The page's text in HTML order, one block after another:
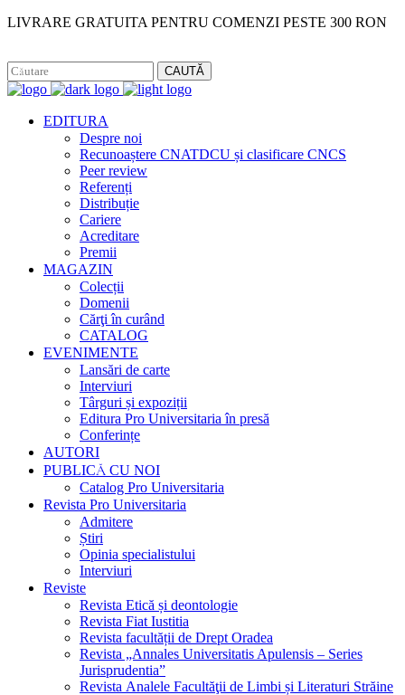
LIVRARE GRATUITA PENTRU COMENZI PESTE 300 RON
CAUTĂ
EDITURA
Despre noi
Recunoaștere CNATDCU și clasificare CNCS
Peer review
Referenți
Distribuție
Cariere
Acreditare
Premii
MAGAZIN
Colecții
Domenii
Cărţi în curând
CATALOG
EVENIMENTE
Lansări de carte
Interviuri
Târguri și expoziții
Editura Pro Universitaria în presă
Conferințe
AUTORI
PUBLICĂ CU NOI
Catalog Pro Universitaria
Revista Pro Universitaria
Admitere
Știri
Opinia specialistului
Interviuri
Reviste
Revista Etică și deontologie
Revista Fiat Iustitia
Revista facultății de Drept Oradea
Revista „Annales Universitatis Apulensis – Series
Jurisprudentia”
Revista Analele Facultăţii de Limbi și Literaturi Străine